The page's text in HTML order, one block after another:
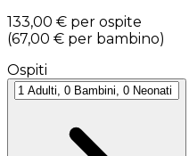
133,00 € per ospite
(67,00 € per bambino)
Ospiti